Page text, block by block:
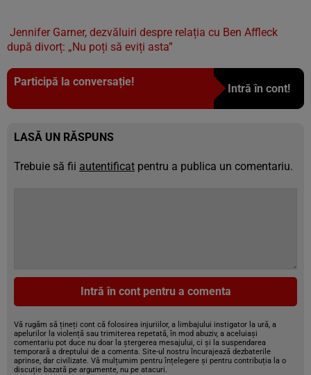
Jennifer Garner, dezvăluiri despre relația cu Ben Affleck
după divorț: „Nu poți să eviți asta”
Participă la conversație!
Intră în cont!
LASĂ UN RĂSPUNS
Trebuie să fii autentificat pentru a publica un comentariu.
Intră în cont pentru a comenta
Vă rugăm să țineți cont că folosirea injuriilor, a limbajului instigator la ură, a
apelurilor la violență sau trimiterea repetată, în mod abuziv, a aceluiași
comentariu pot duce nu doar la ștergerea mesajului, ci și la suspendarea
temporară a dreptului de a comenta. Site-ul nostru încurajează dezbaterile
aprinse, dar civilizate. Vă mulțumim pentru înțelegere și pentru contribuția la o
discuție bazată pe argumente, nu pe atacuri.